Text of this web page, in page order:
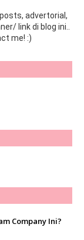
advertorial,
link di blog ini..
me! :)
Company Ini?